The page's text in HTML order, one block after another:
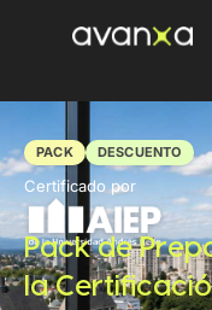
PACK DESCUENTO
Certificado por
Pack de
la